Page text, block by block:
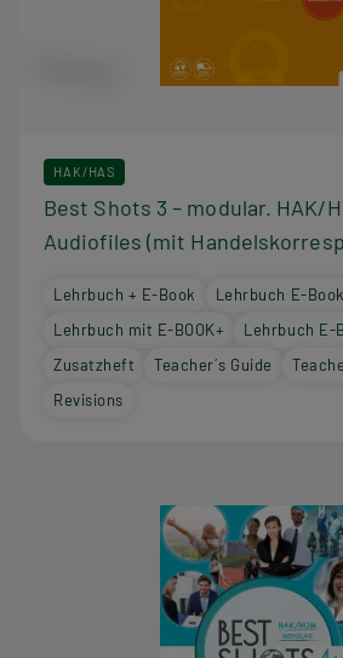
HAK/HAS
Best Shots 3 – modular. HAK/
Audiofiles (mit
Lehrbuch + E-Book
Lehrbuch E-
Lehrbuch mit E-BOOK+
Lehrbuch E-
Zusatzheft
Teacher´s Guide
Revisions